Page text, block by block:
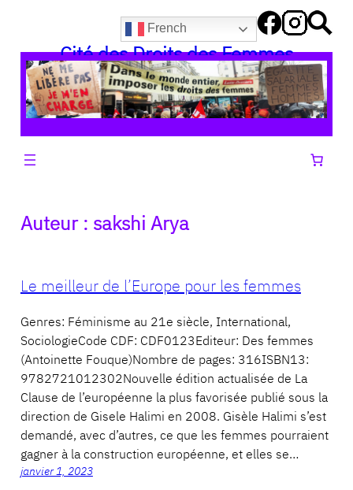
contenu
French
Cité des Droits des Femmes
Auteur : sakshi Arya
Le meilleur de l’Europe pour les femmes
Genres: Féminisme au 21e siècle, International,
SociologieCode CDF: CDF0123Editeur: Des femmes
(Antoinette Fouque)Nombre de pages: 316ISBN13:
9782721012302Nouvelle édition actualisée de La
Clause de l’européenne la plus favorisée publié sous la
direction de Gisele Halimi en 2008. Gisèle Halimi s’est
demandé, avec d’autres, ce que les femmes pourraient
gagner à la construction européenne, et elles se…
janvier 1, 2023